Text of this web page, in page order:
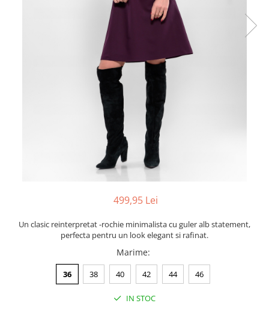
499,95 Lei
Un clasic reinterpretat -rochie minimalista cu guler alb statement,
perfecta pentru un look elegant si rafinat.
Marime:
36 38 40 42 44 46
IN STOC